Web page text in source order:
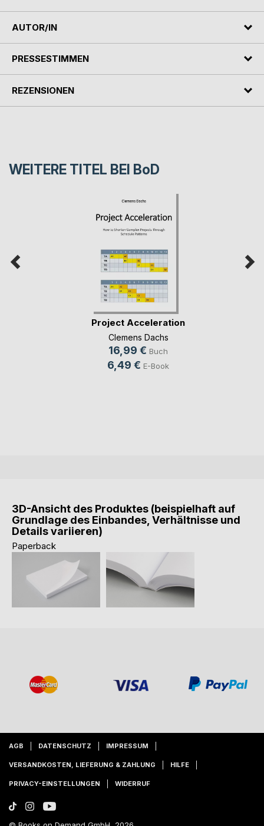
AUTOR/IN
PRESSESTIMMEN
REZENSIONEN
WEITERE TITEL BEI BoD
Project Acceleration
Clemens Dachs
16,99 € Buch
6,49 € E-Book
3D-Ansicht des Produktes (beispielhaft auf
Grundlage des Einbandes, Verhältnisse und
Details variieren)
Paperback
AGB DATENSCHUTZ IMPRESSUM
VERSANDKOSTEN, LIEFERUNG & ZAHLUNG HILFE
PRIVACY-EINSTELLUNGEN WIDERRUF